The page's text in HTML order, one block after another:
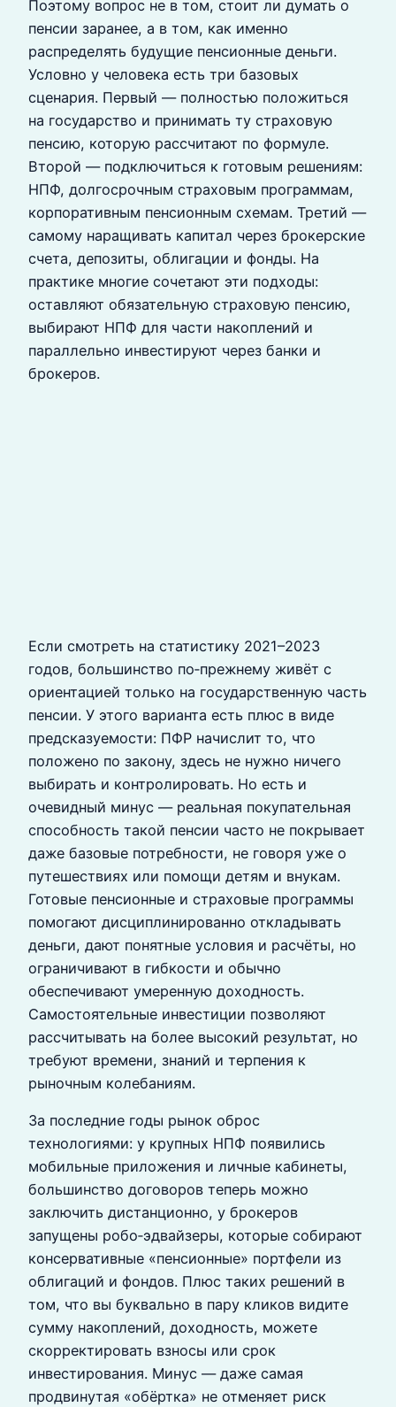
Поэтому вопрос не в том, стоит ли думать о
пенсии заранее, а в том, как именно
распределять будущие пенсионные деньги.
Условно у человека есть три базовых
сценария. Первый — полностью положиться
на государство и принимать ту страховую
пенсию, которую рассчитают по формуле.
Второй — подключиться к готовым решениям:
НПФ, долгосрочным страховым программам,
корпоративным пенсионным схемам. Третий —
самому наращивать капитал через брокерские
счета, депозиты, облигации и фонды. На
практике многие сочетают эти подходы:
оставляют обязательную страховую пенсию,
выбирают НПФ для части накоплений и
параллельно инвестируют через банки и
брокеров.
Если смотреть на статистику 2021–2023
годов, большинство по‑прежнему живёт с
ориентацией только на государственную часть
пенсии. У этого варианта есть плюс в виде
предсказуемости: ПФР начислит то, что
положено по закону, здесь не нужно ничего
выбирать и контролировать. Но есть и
очевидный минус — реальная покупательная
способность такой пенсии часто не покрывает
даже базовые потребности, не говоря уже о
путешествиях или помощи детям и внукам.
Готовые пенсионные и страховые программы
помогают дисциплинированно откладывать
деньги, дают понятные условия и расчёты, но
ограничивают в гибкости и обычно
обеспечивают умеренную доходность.
Самостоятельные инвестиции позволяют
рассчитывать на более высокий результат, но
требуют времени, знаний и терпения к
рыночным колебаниям.
За последние годы рынок оброс
технологиями: у крупных НПФ появились
мобильные приложения и личные кабинеты,
большинство договоров теперь можно
заключить дистанционно, у брокеров
запущены робо‑эдвайзеры, которые собирают
консервативные «пенсионные» портфели из
облигаций и фондов. Плюс таких решений в
том, что вы буквально в пару кликов видите
сумму накоплений, доходность, можете
скорректировать взносы или срок
инвестирования. Минус — даже самая
продвинутая «обёртка» не отменяет риск